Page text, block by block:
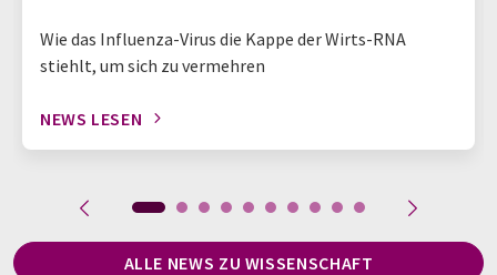
Wie das Influenza-Virus die Kappe der Wirts-RNA
stiehlt, um sich zu vermehren
NEWS LESEN
ALLE NEWS ZU WISSENSCHAFT